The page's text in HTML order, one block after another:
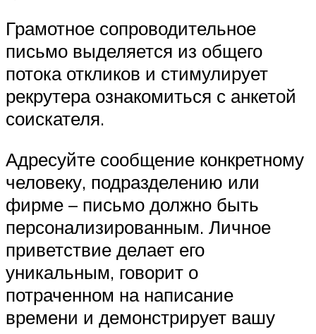
Грамотное сопроводительное
письмо выделяется из общего
потока откликов и стимулирует
рекрутера ознакомиться с анкетой
соискателя.
Адресуйте сообщение конкретному
человеку, подразделению или
фирме – письмо должно быть
персонализированным. Личное
приветствие делает его
уникальным, говорит о
потраченном на написание
времени и демонстрирует вашу